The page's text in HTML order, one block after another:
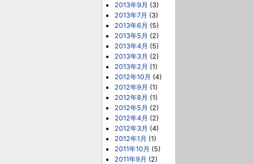
2013年9月 (3)
2013年7月 (3)
2013年6月 (5)
2013年5月 (2)
2013年4月 (5)
2013年3月 (2)
2013年2月 (1)
2012年10月 (4)
2012年9月 (1)
2012年8月 (1)
2012年5月 (2)
2012年4月 (2)
2012年3月 (4)
2012年1月 (1)
2011年10月 (5)
2011年9月 (2)